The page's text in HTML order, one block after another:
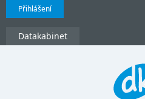
Přihlášení
Datakabinet